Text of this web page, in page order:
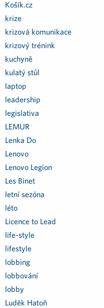
Košík.cz
krize
krizová komunikace
krizový trénink
kuchyně
kulatý stůl
laptop
leadership
legislativa
LEMUR
Lenka Do
Lenovo
Lenovo Legion
Les Binet
letní sezóna
léto
Licence to Lead
life-style
lifestyle
lobbing
lobbování
lobby
Luděk Hatoň